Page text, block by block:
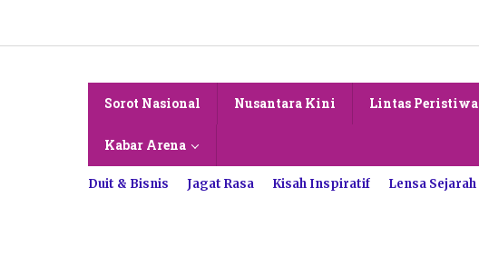
konten
Sorot Nasional Nusantara Kini Lintas Peristiwa
Kabar Arena
Duit & Bisnis Jagat Rasa Kisah Inspiratif Lensa Sejarah